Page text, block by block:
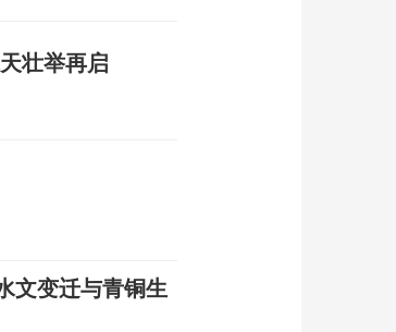
壮举再启
文变迁与青铜生